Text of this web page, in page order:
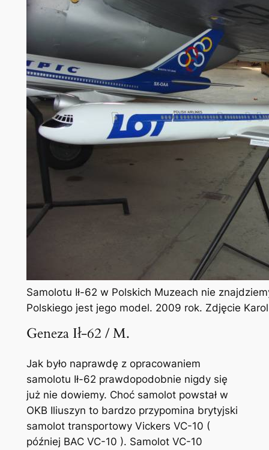
Samolotu Ił-62 w Polskich Muzeach nie
Polskiego jest jego model. 2009 rok. Zdjęcie
Geneza Ił-62 / M.
Jak było naprawdę z opracowaniem
samolotu Ił-62 prawdopodobnie nigdy się
już nie dowiemy. Choć samolot powstał w
OKB Iliuszyn to bardzo przypomina brytyjski
samolot transportowy Vickers VC-10 (
później BAC VC-10 ). Samolot VC-10